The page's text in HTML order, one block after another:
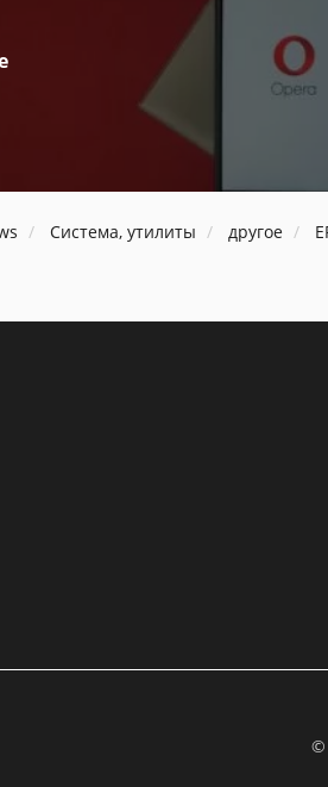
Система, утилиты другое
©